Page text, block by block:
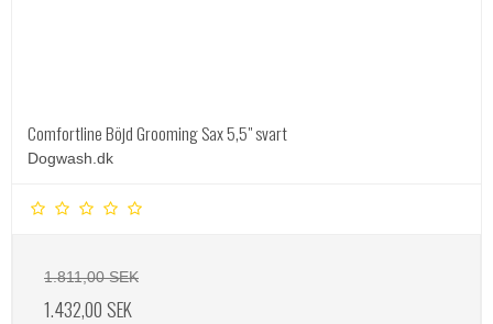
Comfortline Böjd Grooming Sax 5,5" svart
Dogwash.dk
1.811,00 SEK
1.432,00 SEK